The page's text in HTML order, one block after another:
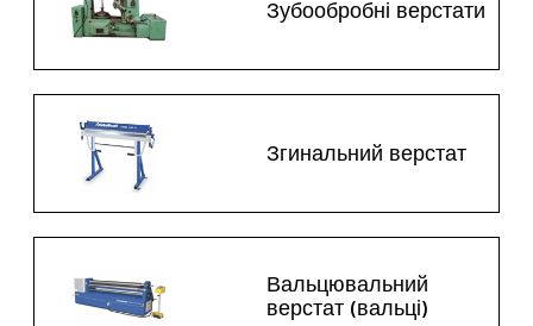
Зубообробні верстати
Згинальний верстат
Вальцювальний
верстат (вальці)